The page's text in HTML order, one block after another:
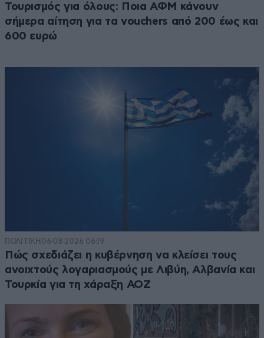
Τουρισμός για όλους: Ποια ΑΦΜ κάνουν
σήμερα αίτηση για τα vouchers από 200 έως και
600 ευρώ
ΠΟΛΙΤΙΚΗ 06·08·2026 06:19
Πώς σχεδιάζει η κυβέρνηση να κλείσει τους
ανοιχτούς λογαριασμούς με Λιβύη, Αλβανία και
Τουρκία για τη χάραξη ΑΟΖ